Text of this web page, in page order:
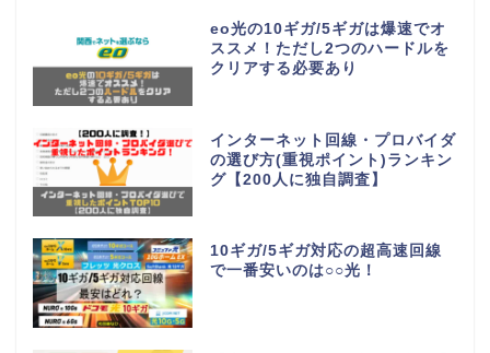
eo光の10ギガ/5ギガは爆速でオ
ススメ！ただし2つのハードルを
クリアする必要あり
インターネット回線・プロバイダ
の選び方(重視ポイント)ランキン
グ【200人に独自調査】
10ギガ/5ギガ対応の超高速回線
で一番安いのは○○光！